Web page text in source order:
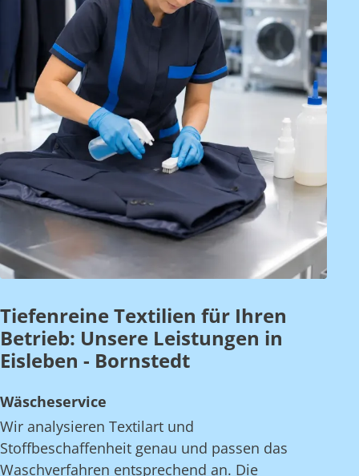
Tiefenreine Textilien für Ihren
Betrieb: Unsere Leistungen in
Eisleben - Bornstedt
Wäscheservice
Wir analysieren Textilart und
Stoffbeschaffenheit genau und passen das
Waschverfahren entsprechend an. Die